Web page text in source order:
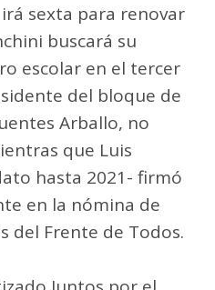
sexta para renovar
buscará su
escolar en el tercer
del bloque de
Arballo, no
que Luis
hasta 2021- firmó
en la nómina de
del Frente de Todos.